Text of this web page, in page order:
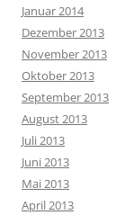
Januar 2014
Dezember 2013
November 2013
Oktober 2013
September 2013
August 2013
Juli 2013
Juni 2013
Mai 2013
April 2013